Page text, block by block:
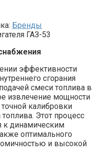
Бренды
эффективности
сгорания
смеси топлива в
извлечение мощности
точной калибровки
Этот процесс
к динамическим
оптимального
и высокой